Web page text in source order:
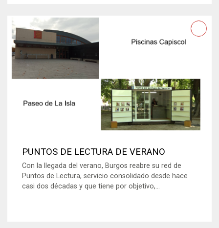
PUNTOS DE LECTURA DE VERANO
Con la llegada del verano, Burgos reabre su red de
Puntos de Lectura, servicio consolidado desde hace
casi dos décadas y que tiene por objetivo,...